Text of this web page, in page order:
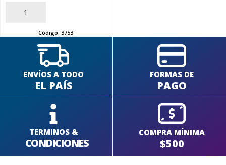
AÑADIR
Código: 3753
ENVÍOS A TODO
EL PAÍS
FORMAS DE
PAGO
TERMINOS &
CONDICIONES
COMPRA MÍNIMA
$500